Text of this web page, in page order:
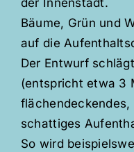
der Innenstadt.
Bäume, Grün und
auf die
Der Entwurf
(entspricht etwa 3
flächendeckendes,
schattiges
So wird